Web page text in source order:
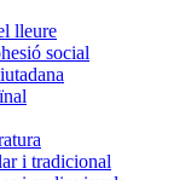
lleure
social
i tradicional